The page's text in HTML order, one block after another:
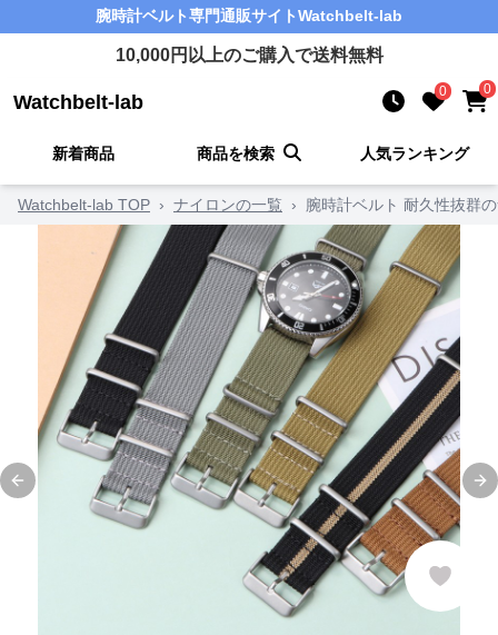
腕時計ベルト専門通販サイトWatchbelt-lab
10,000円以上のご購入で送料無料
Watchbelt-lab 0 0
新着商品 商品を検索 人気ランキング
Watchbelt-lab TOP › ナイロンの一覧 › 腕時計ベルト 耐久性抜群
Previous slide